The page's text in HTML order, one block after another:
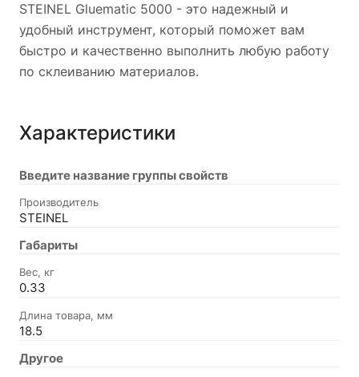
STEINEL Gluematic 5000 - это надежный и
удобный инструмент, который поможет вам
быстро и качественно выполнить любую работу
по склеиванию материалов.
Характеристики
Введите название группы свойств
Производитель
STEINEL
Габариты
Вес, кг
0.33
Длина товара, мм
18.5
Другое